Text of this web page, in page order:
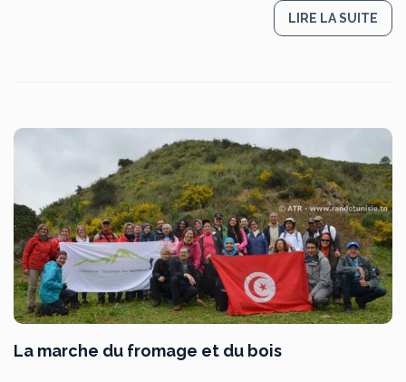
LIRE LA SUITE
La marche du fromage et du bois